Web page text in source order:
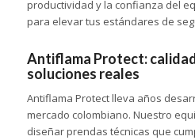
productividad y la confianza del
para elevar tus estándares de
Antiflama Protect:
soluciones reales
Antiflama Protect lleva años
mercado colombiano. Nuestro
diseñar prendas técnicas que